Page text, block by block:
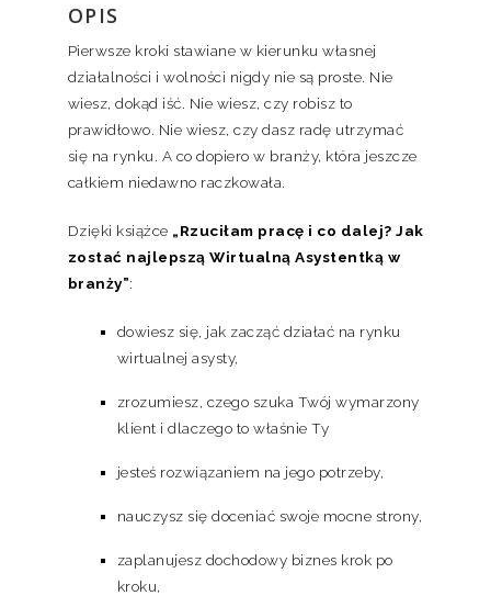
OPIS
Pierwsze kroki stawiane w kierunku własnej
działalności i wolności nigdy nie są proste. Nie
wiesz, dokąd iść. Nie wiesz, czy robisz to
prawidłowo. Nie wiesz, czy dasz radę utrzymać
się na rynku. A co dopiero w branży, która jeszcze
całkiem niedawno raczkowała.
Dzięki książce „Rzuciłam pracę i co dalej? Jak
zostać najlepszą Wirtualną Asystentką w
branży”:
dowiesz się, jak zacząć działać na rynku
wirtualnej asysty,
zrozumiesz, czego szuka Twój wymarzony
klient i dlaczego to właśnie Ty
jesteś rozwiązaniem na jego potrzeby,
nauczysz się doceniać swoje mocne strony,
zaplanujesz dochodowy biznes krok po
kroku,